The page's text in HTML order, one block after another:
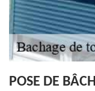
POSE DE